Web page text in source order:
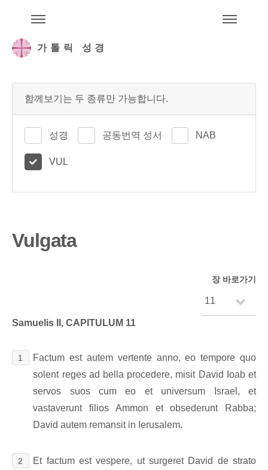
가톨릭 성경
함께보기는 두 종류만 가능합니다.
성경 공동번역 성서 NAB
VUL
Vulgata
장 바로가기
Samuelis II, CAPITULUM 11
1
Factum est autem vertente anno, eo tempore quo
solent reges ad bella procedere, misit David Ioab et
servos suos cum eo et universum Israel, et
vastaverunt filios Ammon et obsederunt Rabba;
David autem remansit in Ierusalem.
2
Et factum est vespere, ut surgeret David de strato